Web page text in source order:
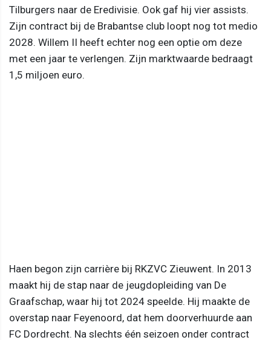
Tilburgers naar de Eredivisie. Ook gaf hij vier assists.
Zijn contract bij de Brabantse club loopt nog tot medio
2028. Willem II heeft echter nog een optie om deze
met een jaar te verlengen. Zijn marktwaarde bedraagt
1,5 miljoen euro.
Haen begon zijn carrière bij RKZVC Zieuwent. In 2013
maakt hij de stap naar de jeugdopleiding van De
Graafschap, waar hij tot 2024 speelde. Hij maakte de
overstap naar Feyenoord, dat hem doorverhuurde aan
FC Dordrecht. Na slechts één seizoen onder contract